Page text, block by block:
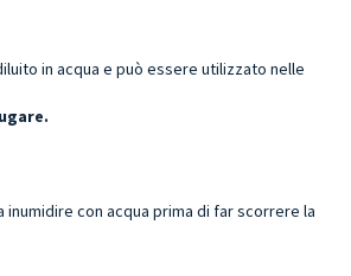
in acqua e può essere utilizzato nelle
inumidire con acqua prima di far scorrere la